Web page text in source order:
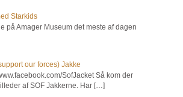
Starkids
på Amager Museum det meste af dagen
our forces) Jakke
SofJacket Så kom der
af SOF Jakkerne. Har […]